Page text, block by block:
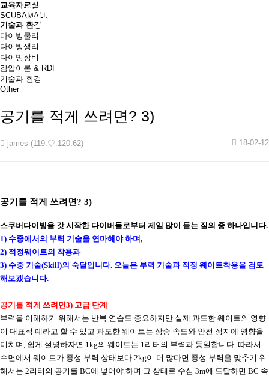
교육자료실
SCUBAMALL
기술과 환경
다이빙물리
다이빙생리
다이빙장비
감압이론 & RDF
기술과 환경
Other
공기를 적게 쓰려면? 3)
james (119.♡.120.62) 18-02-12
공기를 적게 쓰려면? 3)
스쿠버다이빙을 갓 시작한 다이버들로부터 제일 많이 듣는 질의 중 하나입니다.
1) 수중에서의 부력 기술을 연마해야 하며 ,
2) 적정웨이트의 착용과
3) 수중 기술(Skill)의 숙달입니다. 오늘은 부력 기술과 적정 웨이트착용을 검토
해보겠습니다.
공기를 적게 쓰려면3) 고급 단계
부력을 이해하기 위해서는 반복 연습도 중요하지만 실제 과도한 웨이트의 영향
이 대표적 예라고 할 수 있고 과도한 웨이트는 상승 속도와 안전 정지에 영향을
미치며, 쉽게 설명하자면 1kg의 웨이트는 1리터의 부력과 동일합니다. 따라서
수면에서 웨이트가 중성 부력 상태보다 2kg이 더 많다면 중성 부력을 맞추기 위
해서는 2리터의 공기를 BC에 넣어야 하며 그 상태로 수심 3m에 도달하면 BC 속